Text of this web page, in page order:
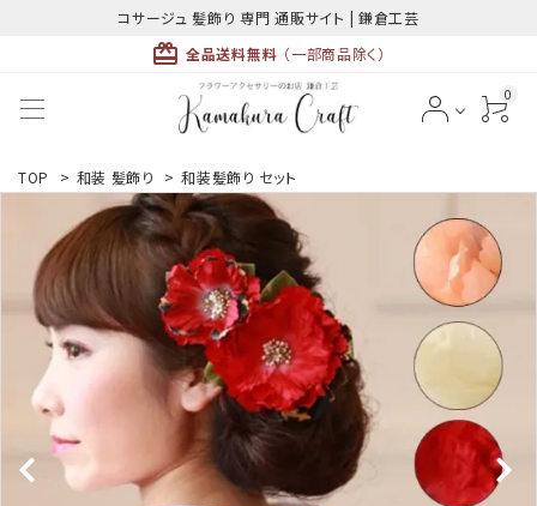
コサージュ 髪飾り 専門 通販サイト | 鎌倉工芸
card_giftcard 全品送料無料 （一部商品除く）
0
ACCOUNT MENU
ようこそ ゲスト 様
meeting_room ログイン person 新規会員登録
最近チェックした商品
TOP > 和装 髪飾り > 和装髪飾り セット